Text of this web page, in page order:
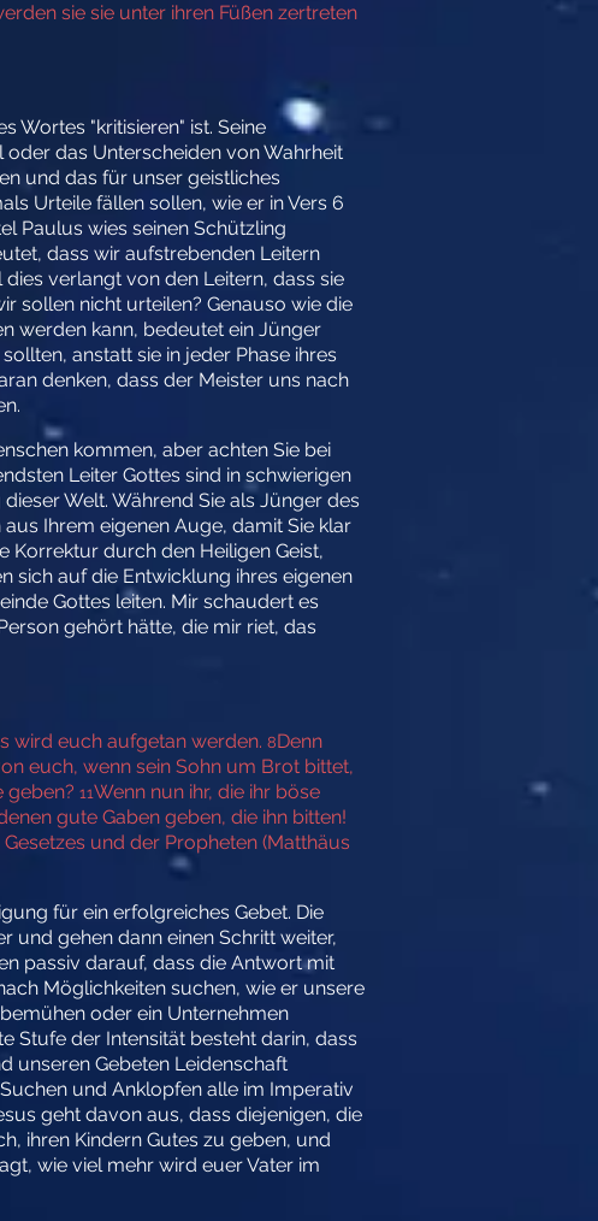
sie sie unter ihren Füßen zertreten
Wortes "kritisieren" ist. Seine
oder das Unterscheiden von Wahrheit
und das für unser geistliches
Urteile fällen sollen, wie er in Vers 6
Paulus wies seinen Schützling
dass wir aufstrebenden Leitern
verlangt von den Leitern, dass sie
sollen nicht urteilen? Genauso wie die
werden kann, bedeutet ein Jünger
anstatt sie in jeder Phase ihres
denken, dass der Meister uns nach
kommen, aber achten Sie bei
Leiter Gottes sind in schwierigen
Welt. Während Sie als Jünger des
Ihrem eigenen Auge, damit Sie klar
Korrektur durch den Heiligen Geist,
sich auf die Entwicklung ihres eigenen
Gottes leiten. Mir schaudert es
gehört hätte, die mir riet, das
wird euch aufgetan werden. 8Denn
euch, wenn sein Sohn um Brot bittet,
geben? 11Wenn nun ihr, die ihr böse
gute Gaben geben, die ihn bitten!
und der Propheten (Matthäus
für ein erfolgreiches Gebet. Die
und gehen dann einen Schritt weiter,
passiv darauf, dass die Antwort mit
Möglichkeiten suchen, wie er unsere
oder ein Unternehmen
Stufe der Intensität besteht darin, dass
unseren Gebeten Leidenschaft
und Anklopfen alle im Imperativ
geht davon aus, dass diejenigen, die
ihren Kindern Gutes zu geben, und
wie viel mehr wird euer Vater im